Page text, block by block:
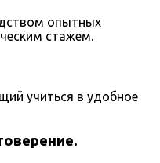
опытных
стажем.
учиться в удобное